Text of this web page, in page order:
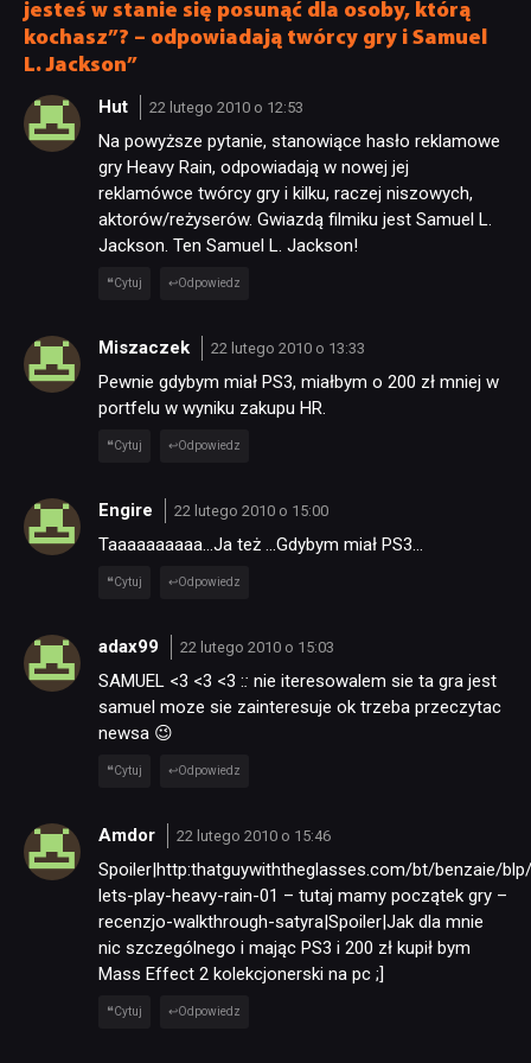
NEWSY
RECENZJE
jesteś w stanie się posunąć dla osoby, którą
kochasz”? – odpowiadają twórcy gry i Samuel
L. Jackson”
Hut 22 lutego 2010 o 12:53
Na powyższe pytanie, stanowiące hasło reklamowe
gry Heavy Rain, odpowiadają w nowej jej
reklamówce twórcy gry i kilku, raczej niszowych,
aktorów/reżyserów. Gwiazdą filmiku jest Samuel L.
Jackson. Ten Samuel L. Jackson!
Cytuj Odpowiedz
Miszaczek 22 lutego 2010 o 13:33
Pewnie gdybym miał PS3, miałbym o 200 zł mniej w
portfelu w wyniku zakupu HR.
Cytuj Odpowiedz
Engire 22 lutego 2010 o 15:00
Taaaaaaaaaa…Ja też …Gdybym miał PS3…
Cytuj Odpowiedz
adax99 22 lutego 2010 o 15:03
SAMUEL <3 <3 <3 :: nie iteresowalem sie ta gra jest
samuel moze sie zainteresuje ok trzeba przeczytac
newsa 😉
Cytuj Odpowiedz
Amdor 22 lutego 2010 o 15:46
Spoiler|http:thatguywiththeglasses.com/bt/benzaie/
lets-play-heavy-rain-01 – tutaj mamy początek gry –
recenzjo-walkthrough-satyra|Spoiler|Jak dla mnie
nic szczególnego i mając PS3 i 200 zł kupił bym
Mass Effect 2 kolekcjonerski na pc ;]
Cytuj Odpowiedz